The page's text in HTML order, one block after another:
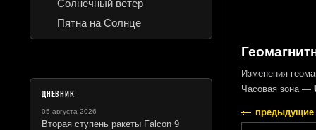
Солнечный ветер
Пятна на Солнце
ДНЕВНИК
05 августа 2026
Вторая ступень ракеты Falcon 9
Изменения
Часовая зона —
предыдущие